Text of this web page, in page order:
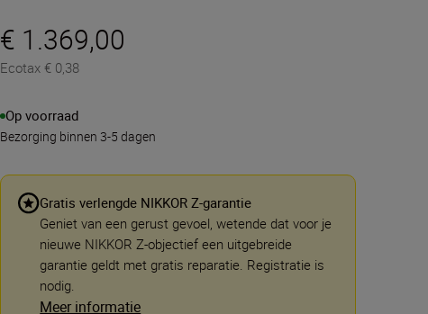
€ 1.369,00
Ecotax € 0,38
Op voorraad
Bezorging binnen 3-5 dagen
Gratis verlengde NIKKOR Z-garantie
Geniet van een gerust gevoel, wetende dat voor je
nieuwe NIKKOR Z-objectief een uitgebreide
garantie geldt met gratis reparatie. Registratie is
nodig.
Meer informatie